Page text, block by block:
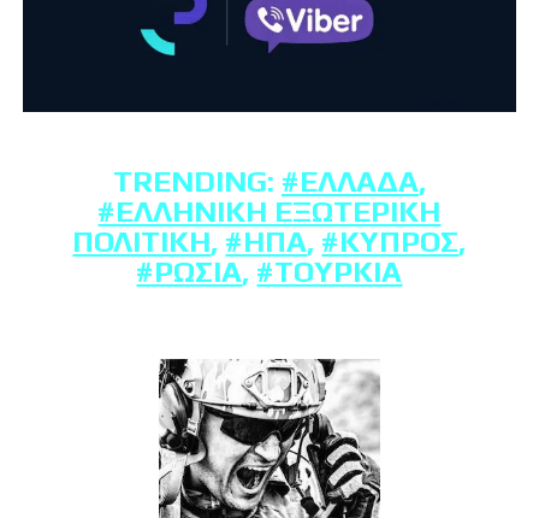
TRENDING: #ΕΛΛΆΔΑ,
#ΕΛΛΗΝΙΚΉ ΕΞΩΤΕΡΙΚΉ
ΠΟΛΙΤΙΚΉ, #ΗΠΑ, #ΚΎΠΡΟΣ,
#ΡΩΣΊΑ, #ΤΟΥΡΚΊΑ